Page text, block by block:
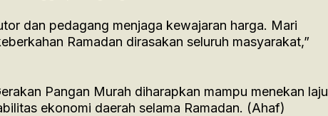
dan pedagang menjaga kewajaran harga. Mari
Ramadan dirasakan seluruh masyarakat,”
Pangan Murah diharapkan mampu menekan laju
ekonomi daerah selama Ramadan. (Ahaf)